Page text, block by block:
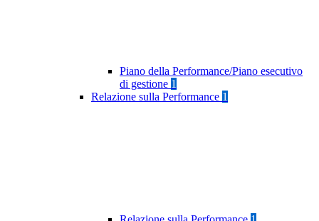
Piano della Performance/Piano esecutivo
di gestione 1
Relazione sulla Performance 1